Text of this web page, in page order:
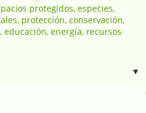
protegidos, especies,
protección, conservación,
energía, recursos
▼